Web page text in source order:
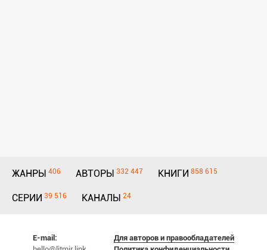
ЖАНРЫ 406 АВТОРЫ 332 447 КНИГИ 858 615
СЕРИИ 39 516 КАНАЛЫ 24
E-mail:
Для авторов и правообладателей